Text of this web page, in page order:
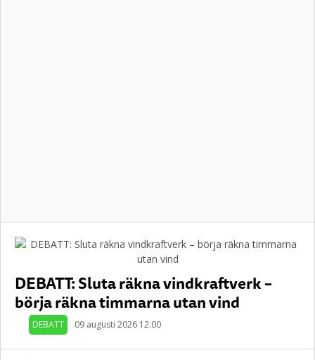
DEBATT: Sluta räkna vindkraftverk –
börja räkna timmarna utan vind
DEBATT 09 augusti 2026 12.00